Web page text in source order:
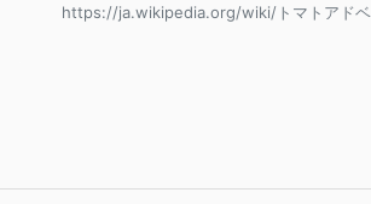
https://ja.wikipedia.org/wiki/トマトアドベ